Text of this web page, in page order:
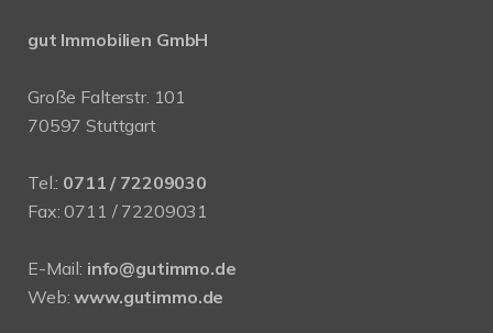
gut Immobilien GmbH
Große Falterstr. 101
70597 Stuttgart
Tel.: 0711 / 72209030
Fax: 0711 / 72209031
E-Mail: info@gutimmo.de
Web:www.gutimmo.de